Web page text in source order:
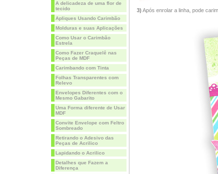
A delicadeza de uma flor de
tecido
Apliques Usando Carimbão
Molduras e suas Aplicações
Como Usar o Carimbão
Estrela
Como Fazer Craquelê nas
Peças de MDF
Carimbando com Tinta
Folhas Transparentes com
Relevo
Envelopes Diferentes com o
Mesmo Gabarito
Uma Forma diferente de Usar
MDF
Convite Envelope com Feltro
Sombreado
Retirando o Adesivo das
Peças de Acrilico
Lapidando o Acrilico
Detalhes que Fazem a
Diferença
3) Após enrolar a linha, pode